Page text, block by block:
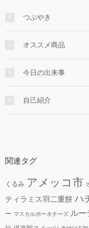
つぶやき
オススメ商品
今日の出来事
自己紹介
関連タグ
くるみ アメッコ市
ティラミス羽二重餅 ハ
ー マスカルポーネチーズ ルー